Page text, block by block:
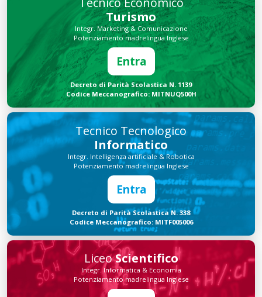
Turismo
Integr. Marketing & Comunicazione
Potenziamento madrelingua Inglese
Entra
Decreto di Parità Scolastica N. 1139
Codice Meccanografico: MITNUQ500H
Tecnico Tecnologico
Informatico
Integr. Intelligenza artificiale & Robotica
Potenziamento madrelingua Inglese
Entra
Decreto di Parità Scolastica N. 338
Codice Meccanografico: MITF005006
LiceoScientifico
Integr. Informatica & Economia
Potenziamento madrelingua Inglese